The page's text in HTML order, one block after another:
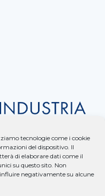
tecnologie come i cookie
del dispositivo. Il
di elaborare dati come il
su questo sito. Non
negativamente su alcune